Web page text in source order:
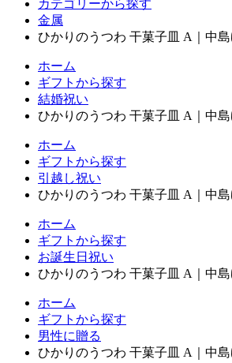
カテゴリーから探す
金属
ひかりのうつわ 干菓子皿 A｜中
ホーム
ギフトから探す
結婚祝い
ひかりのうつわ 干菓子皿 A｜中
ホーム
ギフトから探す
引越し祝い
ひかりのうつわ 干菓子皿 A｜中
ホーム
ギフトから探す
お誕生日祝い
ひかりのうつわ 干菓子皿 A｜中
ホーム
ギフトから探す
男性に贈る
ひかりのうつわ 干菓子皿 A｜中